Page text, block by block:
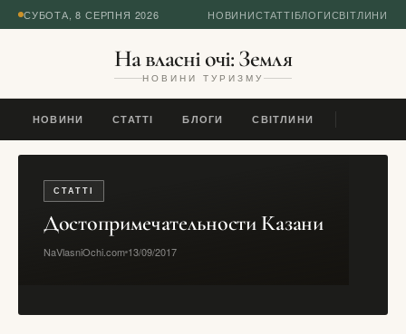
СУБОТА, 8 СЕРПНЯ 2026 НОВИНИСТАТТІБЛОГИСВІТЛИНИ
На власні очі: Земля
НОВИНИ ТУРИЗМУ
НОВИНИ СТАТТІ БЛОГИ СВІТЛИНИ
СТАТТІ
Достопримечательности Казани
NaVlasniOchi.com 13/09/2017